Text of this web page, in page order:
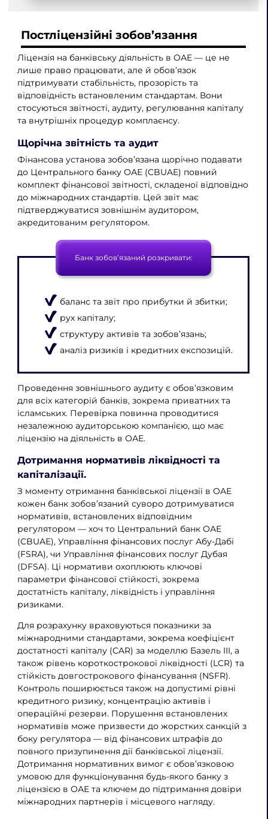
Постліцензійні зобов’язання
Ліцензія на банківську діяльність в ОАЕ — це не
лише право працювати, але й обов’язок
підтримувати стабільність, прозорість та
відповідність встановленим стандартам. Вони
стосуються звітності, аудиту, регулювання капіталу
та внутрішніх процедур комплаєнсу.
Щорічна звітність та аудит
Фінансова установа зобов’язана щорічно подавати
до Центрального банку ОАЕ (CBUAE) повний
комплект фінансової звітності, складеної відповідно
до міжнародних стандартів. Цей звіт має
підтверджуватися зовнішнім аудитором,
акредитованим регулятором.
Банк зобов’язаний розкривати:
баланс та звіт про прибутки й збитки;
рух капіталу;
структуру активів та зобов’язань;
аналіз ризиків і кредитних експозицій.
Проведення зовнішнього аудиту є обов’язковим
для всіх категорій банків, зокрема приватних та
ісламських. Перевірка повинна проводитися
незалежною аудиторською компанією, що має
ліцензію на діяльність в ОАЕ.
Дотримання нормативів ліквідності та
капіталізації.
З моменту отримання банківської ліцензії в ОАЕ
кожен банк зобов’язаний суворо дотримуватися
нормативів, встановлених відповідним
регулятором — хоч то Центральний банк ОАЕ
(CBUAE), Управління фінансових послуг Абу-Дабі
(FSRA), чи Управління фінансових послуг Дубая
(DFSA). Ці нормативи охоплюють ключові
параметри фінансової стійкості, зокрема
достатність капіталу, ліквідність і управління
ризиками.
Для розрахунку враховуються показники за
міжнародними стандартами, зокрема коефіцієнт
достатності капіталу (CAR) за моделлю Базель III, а
також рівень короткострокової ліквідності (LCR) та
стійкість довгострокового фінансування (NSFR).
Контроль поширюється також на допустимі рівні
кредитного ризику, концентрацію активів і
операційні резерви. Порушення встановлених
нормативів може призвести до жорстких санкцій з
боку регулятора — від фінансових штрафів до
повного призупинення дії банківської ліцензії.
Дотримання нормативних вимог є обов’язковою
умовою для функціонування будь-якого банку з
ліцензією в ОАЕ та ключем до підтримання довіри
міжнародних партнерів і місцевого нагляду.